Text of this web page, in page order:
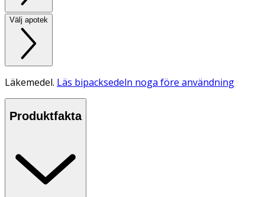
Välj apotek
Läkemedel. Läs bipacksedeln noga före användning
Produktfakta